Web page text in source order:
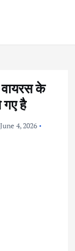
वायरस के
है
June 4, 2026